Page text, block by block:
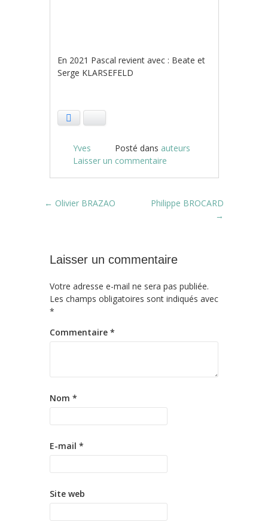
En 2021 Pascal revient avec : Beate et
Serge KLARSEFELD
Yves Posté dans auteurs
Laisser un commentaire
Post navigation
← Olivier BRAZAO
Philippe BROCARD
→
Laisser un commentaire
Votre adresse e-mail ne sera pas publiée.
Les champs obligatoires sont indiqués avec
*
Commentaire *
Nom *
E-mail *
Site web